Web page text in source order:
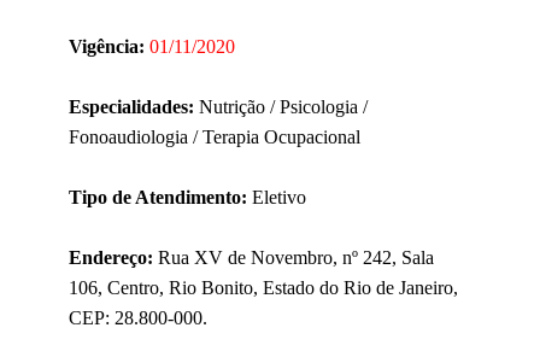
Vigência: 01/11/2020
Especialidades: Nutrição / Psicologia /
Fonoaudiologia / Terapia Ocupacional
Tipo de Atendimento: Eletivo
Endereço: Rua XV de Novembro, nº 242, Sala
106, Centro, Rio Bonito, Estado do Rio de Janeiro,
CEP: 28.800-000.